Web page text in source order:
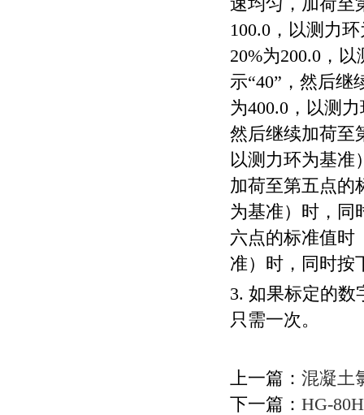
100.0，以测力
20%为200.0，
示“40”，然后继
为400.0，以测
然后继续加荷至
以测力环为基准
加荷至第五点的
为基准）时，同
六点的标准值时
准）时，同时按
3. 如果标定的数
只需一次。
上一篇： 混凝土
下一篇： HG-